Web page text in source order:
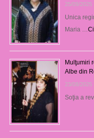
25/09/2025
Unica
Maria …
Mulţumiri
Albe din
23/08/2025
Soţia a